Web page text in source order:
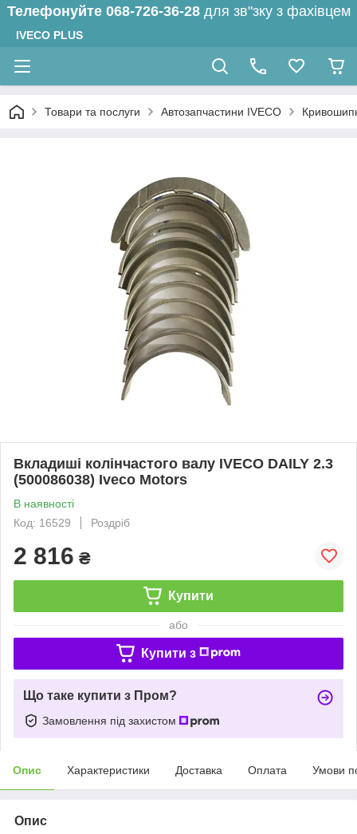
Телефонуйте 068-726-36-28 для зв"зку з фахівцем
IVECO PLUS
Товари та послуги Автозапчастини IVECO
Вкладиші колінчастого валу IVECO DAILY 2.3
(500086038) Iveco Motors
В наявності
Код: 16529
Роздріб
2 816 ₴
Купити
або
Купити з
Що таке купити з Пром?
Замовлення під захистом
Опис Характеристики Доставка Оплата Умови
Опис